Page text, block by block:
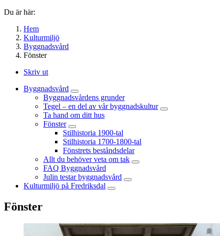
Du är här:
Hem
Kulturmiljö
Byggnadsvård
Fönster
Skriv ut
Byggnadsvård
Byggnadsvårdens grunder
Tegel – en del av vår byggnadskultur
Ta hand om ditt hus
Fönster
Stilhistoria 1900-tal
Stilhistoria 1700-1800-tal
Fönstrets beståndsdelar
Allt du behöver veta om tak
FAQ Byggnadsvård
Julin testar byggnadsvård
Kulturmiljö på Fredriksdal
Fönster